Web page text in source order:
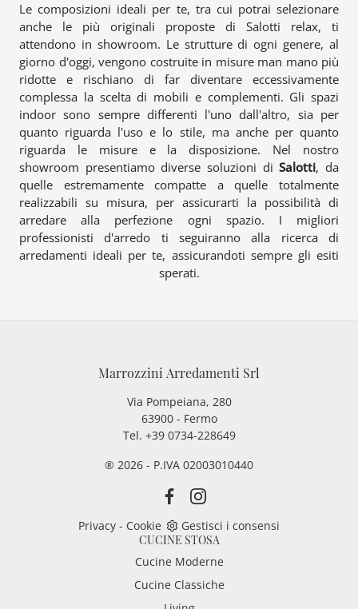
Le composizioni ideali per te, tra cui potrai selezionare
anche le più originali proposte di Salotti relax, ti
attendono in showroom. Le strutture di ogni genere, al
giorno d'oggi, vengono costruite in misure man mano più
ridotte e rischiano di far diventare eccessivamente
complessa la scelta di mobili e complementi. Gli spazi
indoor sono sempre differenti l'uno dall'altro, sia per
quanto riguarda l'uso e lo stile, ma anche per quanto
riguarda le misure e la disposizione. Nel nostro
showroom presentiamo diverse soluzioni diSalotti, da
quelle estremamente compatte a quelle totalmente
realizzabili su misura, per assicurarti la possibilità di
arredare alla perfezione ogni spazio. I migliori
professionisti d'arredo ti seguiranno alla ricerca di
arredamenti ideali per te, assicurandoti sempre gli esiti
sperati.
Marrozzini Arredamenti Srl
Via Pompeiana, 280
63900 - Fermo
Tel. +39 0734-228649
® 2026 - P.IVA 02003010440
Privacy - Cookie
Gestisci i consensi
CUCINE STOSA
Cucine Moderne
Cucine Classiche